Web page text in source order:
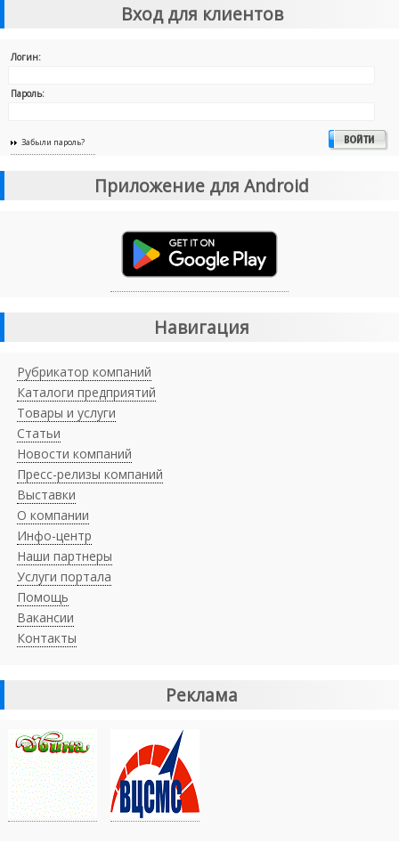
Вход для клиентов
Логин:
Пароль:
Забыли пароль?
Приложение для Android
Навигация
Рубрикатор компаний
Каталоги предприятий
Товары и услуги
Статьи
Новости компаний
Пресс-релизы компаний
Выставки
О компании
Инфо-центр
Наши партнеры
Услуги портала
Помощь
Вакансии
Контакты
Реклама